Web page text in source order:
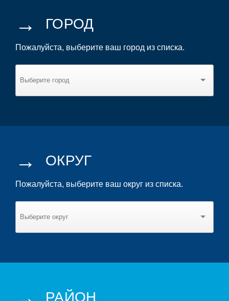
→ ГОРОД
Пожалуйста, выберите ваш город из списка.
→ ОКРУГ
Пожалуйста, выберите ваш округ из списка.
РАЙОН